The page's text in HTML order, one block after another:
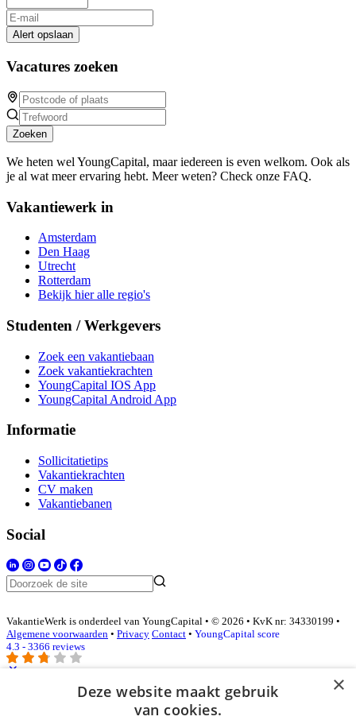
Alert opslaan
Vacatures zoeken
Zoeken
We heten wel YoungCapital, maar iedereen is even welkom. Ook als
je al wat meer ervaring hebt. Meer weten? Check onze FAQ.
Vakantiewerk in
Amsterdam
Den Haag
Utrecht
Rotterdam
Bekijk hier alle regio's
Studenten / Werkgevers
Zoek een vakantiebaan
Zoek vakantiekrachten
YoungCapital IOS App
YoungCapital Android App
Informatie
Sollicitatietips
Vakantiekrachten
CV maken
Vakantiebanen
Social
VakantieWerk is onderdeel van YoungCapital • © 2026 • KvK nr: 34330199 •
Algemene voorwaarden • Privacy Contact • YoungCapital score
4.3 - 3366 reviews
×
Deze website maakt gebruik
van cookies.